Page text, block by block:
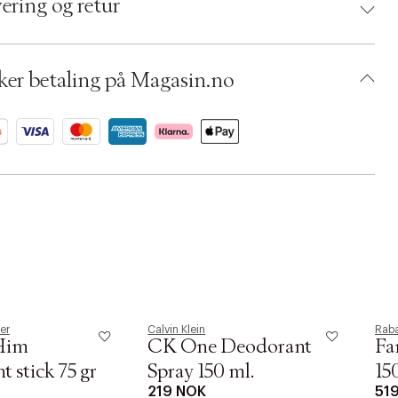
01122786
og retur
betaling på Magasin.no
stick 75 gr
Calvin Klein
CK One Deodorant
Spray 150 ml.
219 NOK